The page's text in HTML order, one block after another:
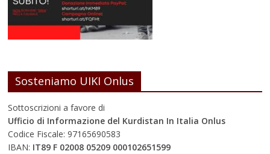
Sosteniamo UIKI Onlus
Sottoscrizioni a favore di
Ufficio di Informazione del Kurdistan In Italia Onlus
Codice Fiscale: 97165690583
IBAN: IT89 F 02008 05209 000102651599